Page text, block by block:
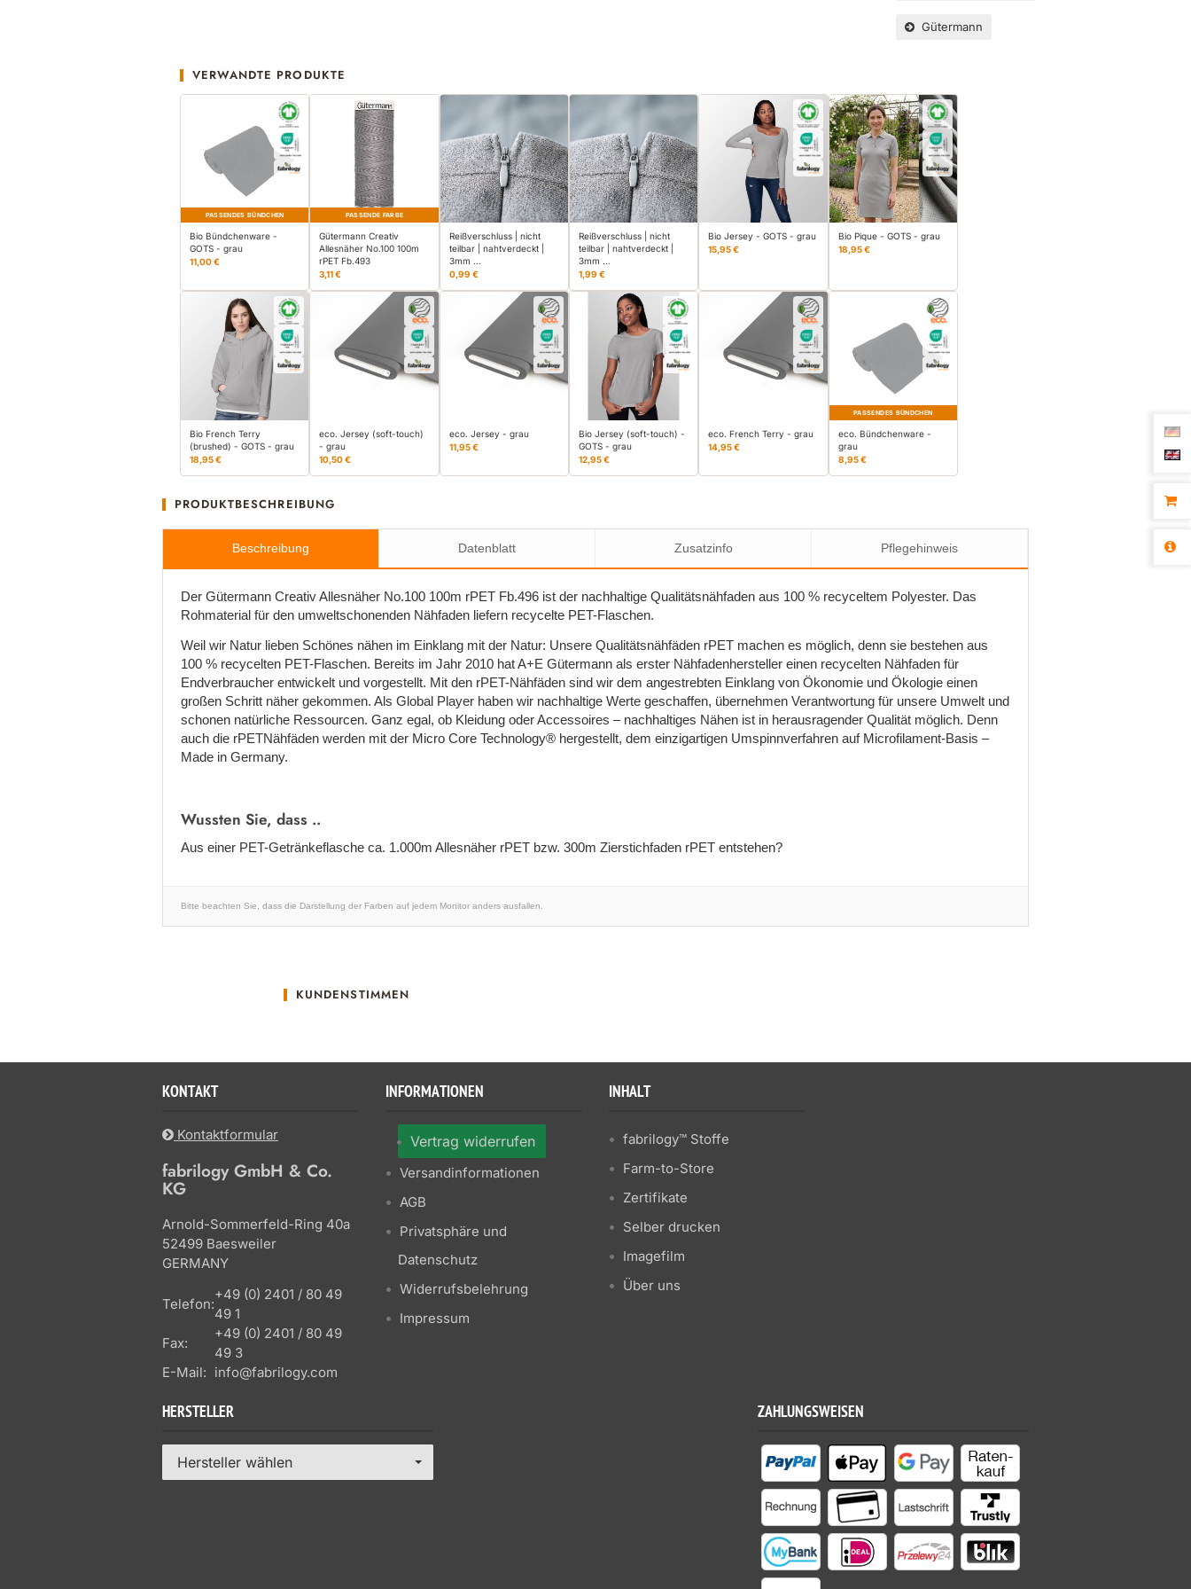
Gütermann
VERWANDTE PRODUKTE
PASSENDES BÜNDCHEN
Bio Bündchenware -
GOTS - grau
11,00 €
PASSENDE FARBE
Gütermann Creativ
Allesnäher No.100 100m
rPET Fb.493
3,11 €
Reißverschluss | nicht
teilbar | nahtverdeckt |
3mm …
0,99 €
Reißverschluss | nicht
teilbar | nahtverdeckt |
3mm …
1,99 €
Bio Jersey - GOTS - grau
15,95 €
Bio Pique - GOTS - grau
18,95 €
Bio French Terry
(brushed) - GOTS - grau
18,95 €
eco. Jersey (soft-touch)
- grau
10,50 €
eco. Jersey - grau
11,95 €
Bio Jersey (soft-touch) -
GOTS - grau
12,95 €
eco. French Terry - grau
14,95 €
PASSENDES BÜNDCHEN
eco. Bündchenware -
grau
8,95 €
PRODUKTBESCHREIBUNG
Beschreibung Datenblatt Zusatzinfo Pflegehinweis
Der Gütermann Creativ Allesnäher No.100 100m rPET Fb.496 ist der nachhaltige Qualitätsnähfaden aus 100 % recyceltem Polyester. Das
Rohmaterial für den umweltschonenden Nähfaden liefern recycelte PET-Flaschen.
Weil wir Natur lieben Schönes nähen im Einklang mit der Natur: Unsere Qualitätsnähfäden rPET machen es möglich, denn sie bestehen aus
100 % recycelten PET-Flaschen. Bereits im Jahr 2010 hat A+E Gütermann als erster Nähfadenhersteller einen recycelten Nähfaden für
Endverbraucher entwickelt und vorgestellt. Mit den rPET-Nähfäden sind wir dem angestrebten Einklang von Ökonomie und Ökologie einen
großen Schritt näher gekommen. Als Global Player haben wir nachhaltige Werte geschaffen, übernehmen Verantwortung für unsere Umwelt und
schonen natürliche Ressourcen. Ganz egal, ob Kleidung oder Accessoires – nachhaltiges Nähen ist in herausragender Qualität möglich. Denn
auch die rPETNähfäden werden mit der Micro Core Technology® hergestellt, dem einzigartigen Umspinnverfahren auf Microfilament-Basis –
Made in Germany.
Wussten Sie, dass ..
Aus einer PET-Getränkeflasche ca. 1.000m Allesnäher rPET bzw. 300m Zierstichfaden rPET entstehen?
Bitte beachten Sie, dass die Darstellung der Farben auf jedem Monitor anders ausfallen.
KUNDENSTIMMEN
KONTAKT
Kontaktformular
fabrilogy GmbH & Co.
KG
Arnold-Sommerfeld-Ring 40a
52499 Baesweiler
GERMANY
Telefon:
+49 (0) 2401 / 80 49
49 1
Fax:
+49 (0) 2401 / 80 49
49 3
E-Mail: info@fabrilogy.com
INFORMATIONEN
Vertrag widerrufen
Versandinformationen
AGB
Privatsphäre und
Datenschutz
Widerrufsbelehrung
Impressum
INHALT
fabrilogy™ Stoffe
Farm-to-Store
Zertifikate
Selber drucken
Imagefilm
Über uns
HERSTELLER
Hersteller wählen
ZAHLUNGSWEISEN